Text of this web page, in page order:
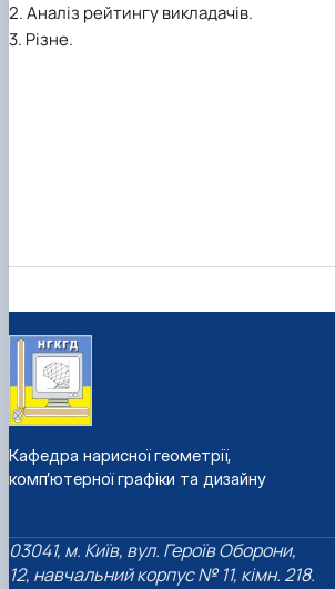
2. Аналіз рейтингу викладачів.
3. Різне.
Кафедра нарисної геометрії,
комп’ютерної графіки та дизайну
03041, м. Київ, вул. Героїв Оборони,
12, навчальний корпус № 11, кімн. 218.